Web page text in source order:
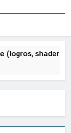
shaders CRT